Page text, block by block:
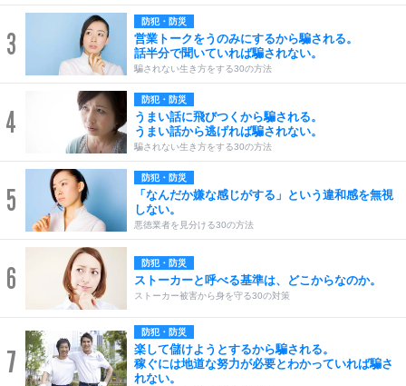
3
防犯・防災
営業トークをうのみにするから騙される。
話半分で聞いていれば騙されない。
騙されない生き方をする30の方法
4
防犯・防災
うまい話に飛びつくから騙される。
うまい話から逃げれば騙されない。
騙されない生き方をする30の方法
5
防犯・防災
「なんだか嫌な感じがする」という違和感を無視
しない。
悪徳業者を見分ける30の方法
6 防犯・防災
ストーカーと呼べる基準は、どこからなのか。
ストーカー被害から身を守る30の対策
7
防犯・防災
楽して儲けようとするから騙される。
稼ぐには地道な努力が必要とわかっていれば騙さ
れない。